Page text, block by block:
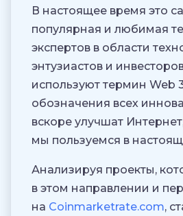
В настоящее время это
популярная и любимая
экспертов в области
энтузиастов и
используют термин Web
обозначения всех
вскоре улучшат
мы пользуемся в
Анализируя проекты,
в этом направлении и
на Coinmarketrate.com,